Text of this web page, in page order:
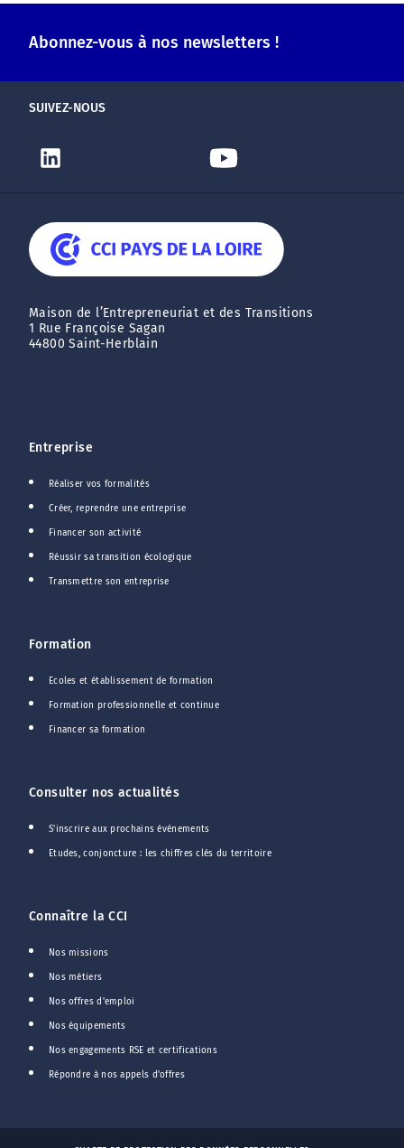
Abonnez-vous à nos newsletters !
SUIVEZ-NOUS
Maison de l’Entrepreneuriat et des Transitions
1 Rue Françoise Sagan
44800 Saint-Herblain
Entreprise
Réaliser vos formalités
Créer, reprendre une entreprise
Financer son activité
Réussir sa transition écologique
Transmettre son entreprise
Formation
Ecoles et établissement de formation
Formation professionnelle et continue
Financer sa formation
Consulter nos actualités
S'inscrire aux prochains événements
Etudes, conjoncture : les chiffres clés du territoire
Connaître la CCI
Nos missions
Nos métiers
Nos offres d'emploi
Nos équipements
Nos engagements RSE et certifications
Répondre à nos appels d'offres